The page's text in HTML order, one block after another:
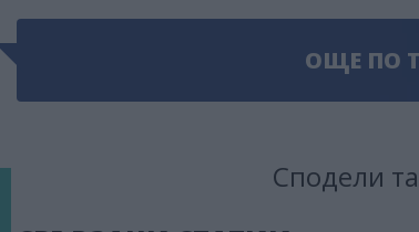
ОЩЕ ПО
Сподели